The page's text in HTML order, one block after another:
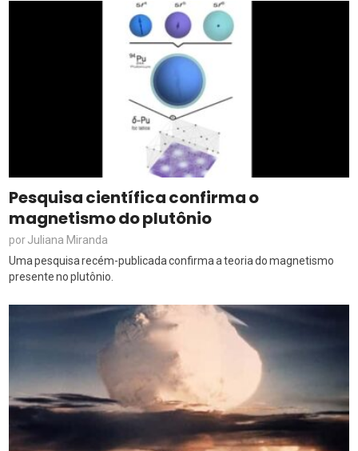
Pesquisa científica confirma o
magnetismo do plutônio
porJuliana Miranda
Uma pesquisa recém-publicada confirma a teoria do magnetismo
presente no plutônio.